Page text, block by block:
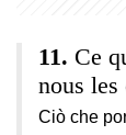
Ce
nous les
Ciò che